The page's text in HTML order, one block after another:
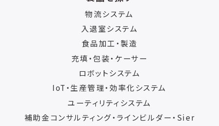
物流システム
入退室システム
食品加工・製造
充填・包装・ケーサー
ロボットシステム
IoT・生産管理・効率化システム
ユーティリティシステム
補助金コンサルティング・ラインビルダー・Sier